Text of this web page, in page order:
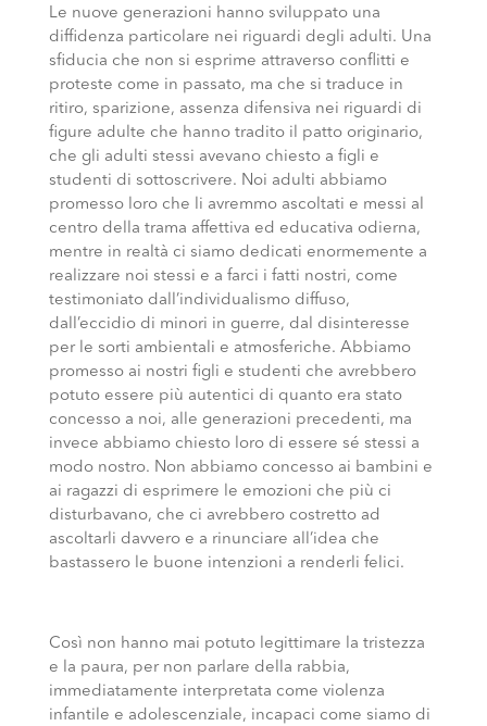
Le nuove generazioni hanno sviluppato una
diffidenza particolare nei riguardi degli adulti. Una
sfiducia che non si esprime attraverso conflitti e
proteste come in passato, ma che si traduce in
ritiro, sparizione, assenza difensiva nei riguardi di
figure adulte che hanno tradito il patto originario,
che gli adulti stessi avevano chiesto a figli e
studenti di sottoscrivere. Noi adulti abbiamo
promesso loro che li avremmo ascoltati e messi al
centro della trama affettiva ed educativa odierna,
mentre in realtà ci siamo dedicati enormemente a
realizzare noi stessi e a farci i fatti nostri, come
testimoniato dall’individualismo diffuso,
dall’eccidio di minori in guerre, dal disinteresse
per le sorti ambientali e atmosferiche. Abbiamo
promesso ai nostri figli e studenti che avrebbero
potuto essere più autentici di quanto era stato
concesso a noi, alle generazioni precedenti, ma
invece abbiamo chiesto loro di essere sé stessi a
modo nostro. Non abbiamo concesso ai bambini e
ai ragazzi di esprimere le emozioni che più ci
disturbavano, che ci avrebbero costretto ad
ascoltarli davvero e a rinunciare all’idea che
bastassero le buone intenzioni a renderli felici.
Così non hanno mai potuto legittimare la tristezza
e la paura, per non parlare della rabbia,
immediatamente interpretata come violenza
infantile e adolescenziale, incapaci come siamo di